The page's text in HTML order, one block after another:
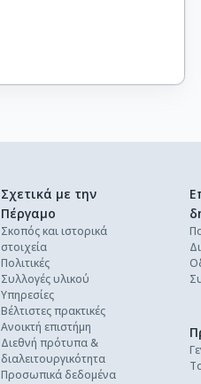
Σχετικά με την
Πέργαμο
Σκοπός και ιστορικά
στοιχεία
Πολιτικές
Συλλογές υλικού
Υπηρεσίες
Βέλτιστες πρακτικές
Ανοικτή επιστήμη
Διεθνή πρότυπα &
διαλειτουργικότητα
Προσωπικά δεδομένα